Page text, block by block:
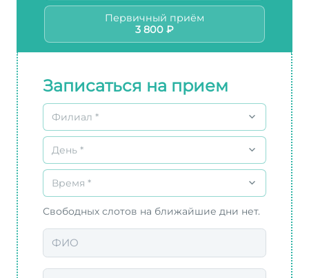
Первичный приём
3 800 ₽
Записаться на прием
Филиал *
День *
Время *
Свободных слотов на ближайшие дни нет.